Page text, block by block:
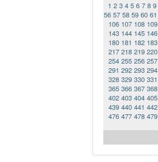
1 2 3 4 5 6 7 8 9
56 57 58 59 60 61
106 107 108 109
143 144 145 146
180 181 182 183
217 218 219 220
254 255 256 257
291 292 293 294
328 329 330 331
365 366 367 368
402 403 404 405
439 440 441 442
476 477 478 479